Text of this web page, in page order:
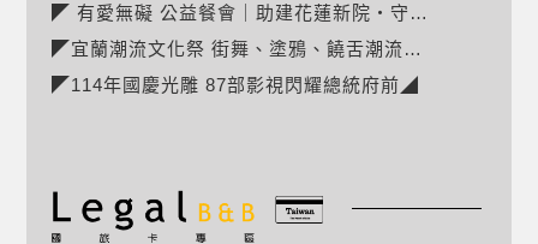
◤ 有愛無礙 公益餐會｜助建花蓮新院・守護無聲的生命◢
◤宜蘭潮流文化祭 街舞、塗鴉、饒舌潮流市集◢
◤114年國慶光雕 87部影視閃耀總統府前◢